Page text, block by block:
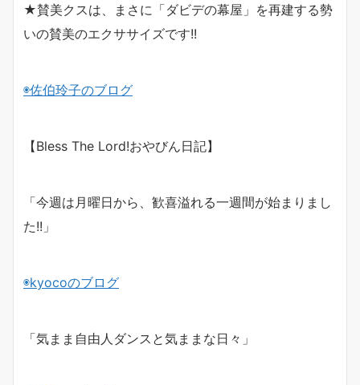
★賛美クスは、まさに「ダビデの幕屋」を再建する勢
いの賛美のエクササイズです!!
◉佐伯玲子のブログ
【Bless The Lord!おやびん日記】
「今週は月曜日から、歓喜溢れる一週間が始まりまし
た!!」
◉kyocoのブログ
「気まま自由人ダンスと気ままな日々」